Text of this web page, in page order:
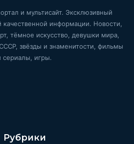
и мультисайт. Эксклюзивный
качественной информации. Новости,
тёмное искусство, девушки мира,
звёзды и знаменитости, фильмы
сериалы, игры.
Рубрики